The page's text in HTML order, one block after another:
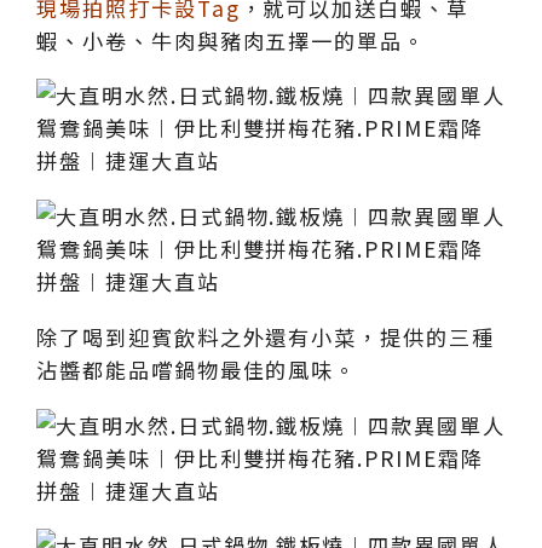
現場拍照打卡設Tag ，就可以加送白蝦、草
蝦、小卷、牛肉與豬肉五擇一的單品。
除了喝到迎賓飲料之外還有小菜，提供的三種
沾醬都能品嚐鍋物最佳的風味。